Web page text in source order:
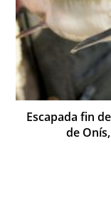
Escapada fin
de